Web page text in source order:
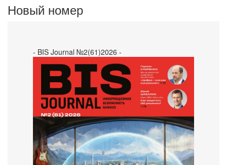
Новый номер
- BIS Journal №2(61)2026 -